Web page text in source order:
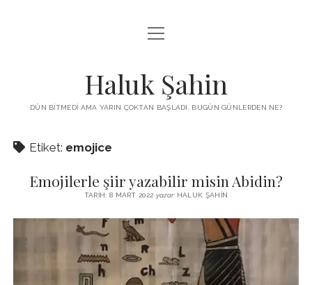
KUTUP YILDIZI
MENDIREK YAZILARI
İYI YAŞAM VE MUTLULUK ÜZERINE
GÜZEL MAVRELLA
BIZ KIMIZ?
MED 532 SPRING ‘25
YAZMADAN EDEMEDIM
menüyü
aç
Haluk Şahin
DÜN BITMEDI AMA YARIN ÇOKTAN BAŞLADI. BUGÜN GÜNLERDEN NE?
Etiket: emojice
Emojilerle şiir yazabilir misin Abidin?
TARIH: 8 MART 2022 yazar:HALUK ŞAHIN